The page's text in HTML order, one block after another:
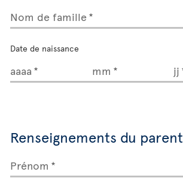
Nom de famille
Date de naissance
aaaa mm jj
Renseignements du parent
Prénom